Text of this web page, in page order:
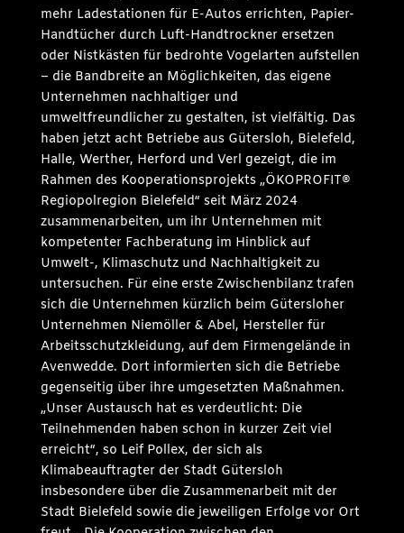
mehr Ladestationen für E-Autos errichten, Papier-
Handtücher durch Luft-Handtrockner ersetzen
oder Nistkästen für bedrohte Vogelarten aufstellen
– die Bandbreite an Möglichkeiten, das eigene
Unternehmen nachhaltiger und
umweltfreundlicher zu gestalten, ist vielfältig. Das
haben jetzt acht Betriebe aus Gütersloh, Bielefeld,
Halle, Werther, Herford und Verl gezeigt, die im
Rahmen des Kooperationsprojekts „ÖKOPROFIT®
Regiopolregion Bielefeld“ seit März 2024
zusammenarbeiten, um ihr Unternehmen mit
kompetenter Fachberatung im Hinblick auf
Umwelt-, Klimaschutz und Nachhaltigkeit zu
untersuchen. Für eine erste Zwischenbilanz trafen
sich die Unternehmen kürzlich beim Gütersloher
Unternehmen Niemöller & Abel, Hersteller für
Arbeitsschutzkleidung, auf dem Firmengelände in
Avenwedde. Dort informierten sich die Betriebe
gegenseitig über ihre umgesetzten Maßnahmen.
„Unser Austausch hat es verdeutlicht: Die
Teilnehmenden haben schon in kurzer Zeit viel
erreicht“, so Leif Pollex, der sich als
Klimabeauftragter der Stadt Gütersloh
insbesondere über die Zusammenarbeit mit der
Stadt Bielefeld sowie die jeweiligen Erfolge vor Ort